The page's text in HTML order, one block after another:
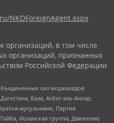
NKOForeignAgent.aspx
в том числе
организаций, признанных
Российской Федерации
сил моджахедов
База, Асбат аль-Ансар,
мусульмане, Партия
Исламская группа, Движение